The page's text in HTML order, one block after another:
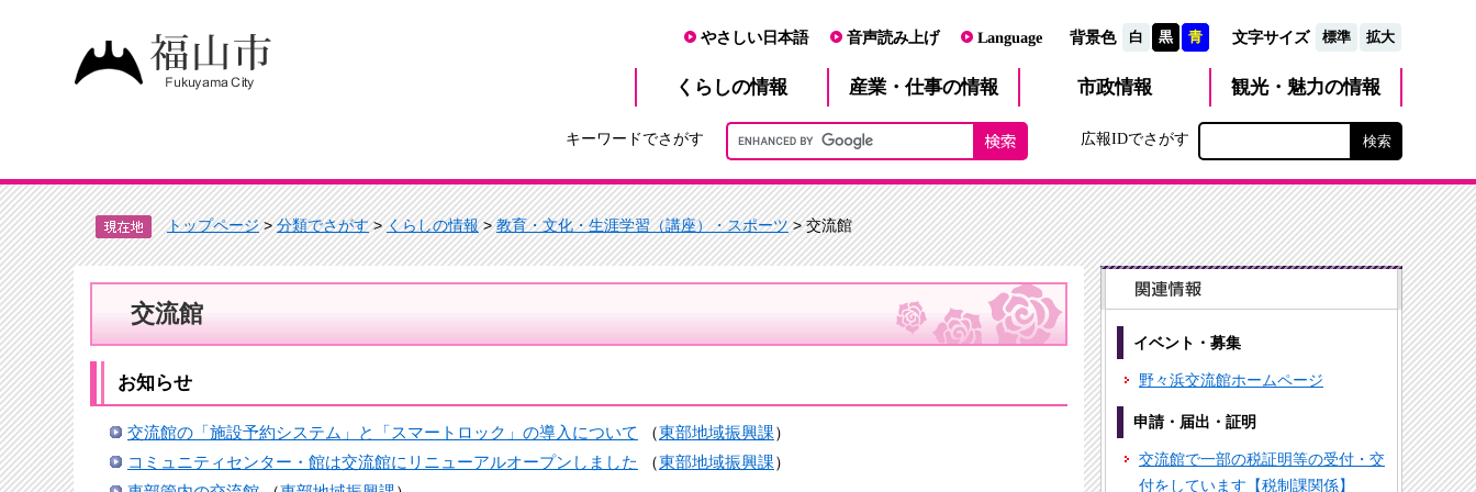
やさしい日本語 音声読み上げ Language 背景色 白 黒 青 文字サイズ 標準 拡大
くらしの情報 産業・仕事の情報 市政情報 観光・魅力の情報
キーワードでさがす 広報IDでさがす
トップページ>分類でさがす>くらしの情報>教育・文化・生涯学習（講座）・スポーツ> 交流館
交流館
お知らせ
交流館の「施設予約システム」と「スマートロック」の導入について （東部地域振興課）
コミュニティセンター・館は交流館にリニューアルオープンしました
（東部地域振興課）
イベント・募集
野々浜交流館ホームページ
申請・届出・証明
交流館で一部の税証明等の受付・交
付をしています【税制課関係】